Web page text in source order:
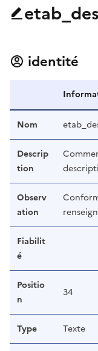
identité
Nom
Descrip
tion
Observ
ation
Fiabilit
é
Positio
n
34
Type Texte